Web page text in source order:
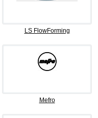
LS FlowForming
Mefro